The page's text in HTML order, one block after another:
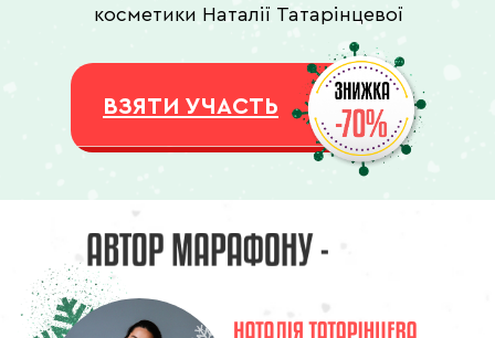
косметики Наталії Татарінцевої
ВЗЯТИ УЧАСТЬ